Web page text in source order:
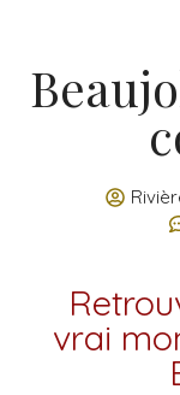
vrai